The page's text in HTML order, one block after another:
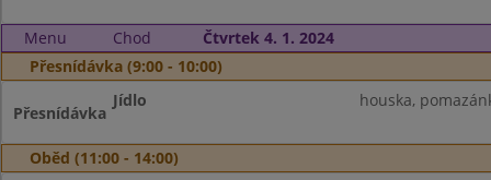
Menu Chod
Čtvrtek 4. 1. 2024
Přesnídávka (9:00 - 10:00)
Přesnídávka
Jídlo houska,
Oběd (11:00 - 14:00)